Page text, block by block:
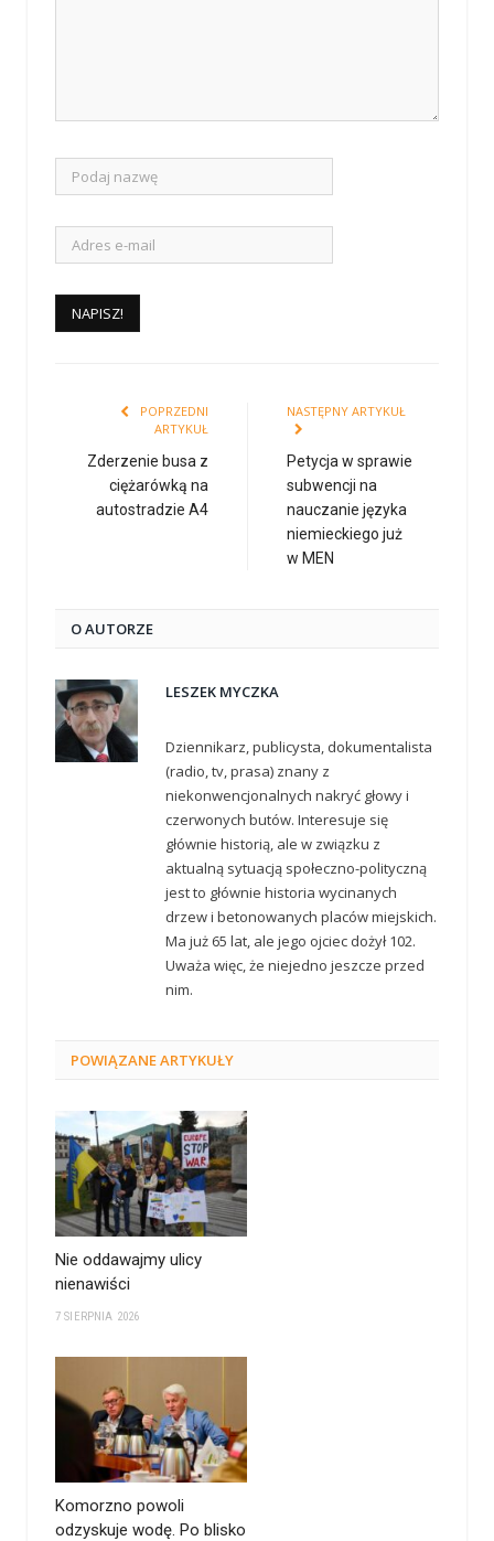
POPRZEDNI
ARTYKUŁ
Zderzenie busa z
ciężarówką na
autostradzie A4
NASTĘPNY ARTYKUŁ
Petycja w sprawie
subwencji na
nauczanie języka
niemieckiego już
w MEN
O AUTORZE
LESZEK MYCZKA
Dziennikarz, publicysta, dokumentalista
(radio, tv, prasa) znany z
niekonwencjonalnych nakryć głowy i
czerwonych butów. Interesuje się
głównie historią, ale w związku z
aktualną sytuacją społeczno-polityczną
jest to głównie historia wycinanych
drzew i betonowanych placów miejskich.
Ma już 65 lat, ale jego ojciec dożył 102.
Uważa więc, że niejedno jeszcze przed
nim.
POWIĄZANEARTYKUŁY
Nie oddawajmy ulicy
nienawiści
7 SIERPNIA 2026
Komorzno powoli
odzyskuje wodę. Po blisko